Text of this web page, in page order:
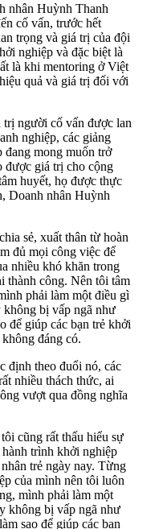
nhân Huỳnh Thanh
cố vấn, trước hết
trọng và giá trị của đội
nghiệp và đặc biệt là
là khi mentoring ở Việt
quả và giá trị đối với
người cố vấn được lan
nghiệp, các giảng
mong muốn trở
được giá trị cho cộng
huyết, họ được thực
Doanh nhân Huỳnh
sẻ, xuất thân từ hoàn
đủ mọi công việc để
nhiều khó khăn trong
thành công. Nên tôi tâm
phải làm một điều gì
không bị vấp ngã như
để giúp các bạn trẻ khởi
đáng có.
định theo đuổi nó, các
nhiều thách thức, ai
vượt qua đồng nghĩa
cũng rất thấu hiểu sự
trình khởi nghiệp
trẻ ngày nay. Từng
của mình nên tôi luôn
mình phải làm một
không bị vấp ngã như
sao để giúp các bạn